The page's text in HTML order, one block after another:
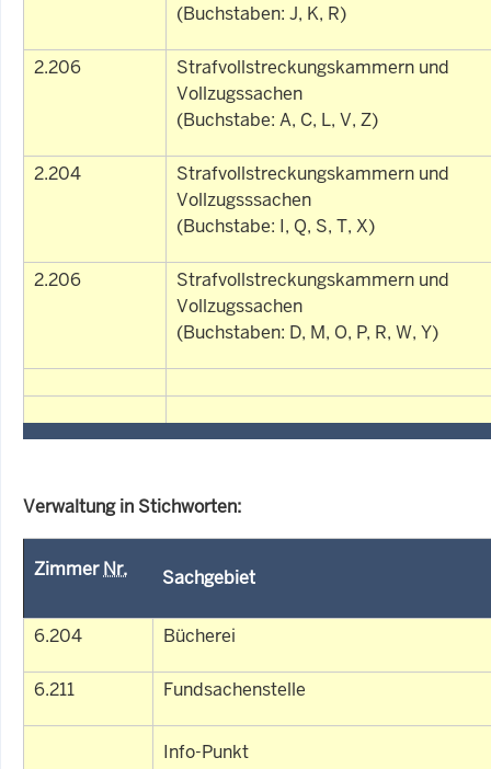
(Buchstaben: J, K, R)
2.206
Strafvollstreckungskammern und
Vollzugssachen
(Buchstabe: A, C, L, V, Z)
2.204
Strafvollstreckungskammern und
Vollzugsssachen
(Buchstabe: I, Q, S, T, X)
2.206
Strafvollstreckungskammern und
Vollzugssachen
(Buchstaben: D, M, O, P, R, W, Y)
Verwaltung in Stichworten:
ZimmerNr. Sachgebiet
6.204 Bücherei
6.211 Fundsachenstelle
Info-Punkt